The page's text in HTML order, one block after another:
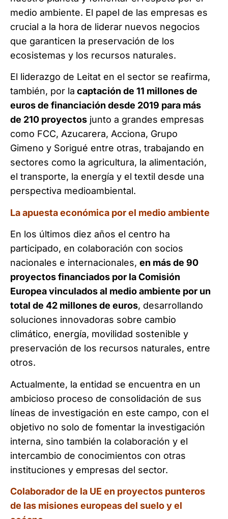
medio ambiente. El papel de las empresas es
crucial a la hora de liderar nuevos negocios
que garanticen la preservación de los
ecosistemas y los recursos naturales.
El liderazgo de Leitat en el sector se reafirma,
también, por la captación de 11 millones de
euros de financiación desde 2019 para más
de 210 proyectos junto a grandes empresas
como FCC, Azucarera, Acciona, Grupo
Gimeno y Sorigué entre otras, trabajando en
sectores como la agricultura, la alimentación,
el transporte, la energía y el textil desde una
perspectiva medioambiental.
La apuesta económica por el medio ambiente
En los últimos diez años el centro ha
participado, en colaboración con socios
nacionales e internacionales, en más de 90
proyectos financiados por la Comisión
Europea vinculados al medio ambiente por un
total de 42 millones de euros, desarrollando
soluciones innovadoras sobre cambio
climático, energía, movilidad sostenible y
preservación de los recursos naturales, entre
otros.
Actualmente, la entidad se encuentra en un
ambicioso proceso de consolidación de sus
líneas de investigación en este campo, con el
objetivo no solo de fomentar la investigación
interna, sino también la colaboración y el
intercambio de conocimientos con otras
instituciones y empresas del sector.
Colaborador de la UE en proyectos punteros
de las misiones europeas del suelo y el